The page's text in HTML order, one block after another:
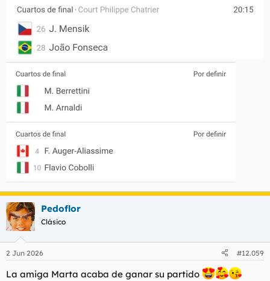
Pedoflor
Clásico
2 Jun 2026 #12.059
La amiga Marta acaba de ganar su partido